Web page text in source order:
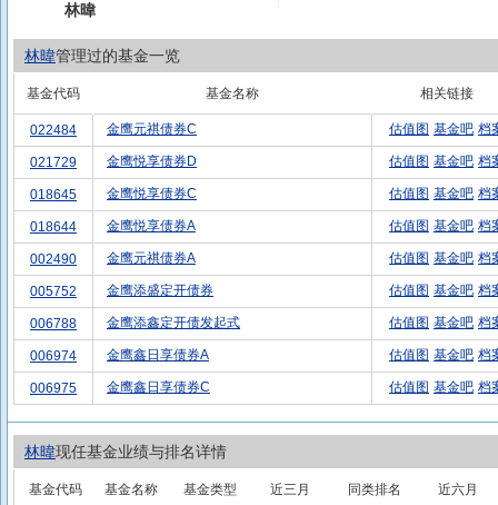
林暐
林暐管理过的基金一览
基金代码 基金名称 相关链接
022484 金鹰元祺债券C 估值图 基金吧 档
021729 金鹰悦享债券D 估值图 基金吧 档
018645 金鹰悦享债券C 估值图 基金吧 档
018644 金鹰悦享债券A 估值图 基金吧 档
002490 金鹰元祺债券A 估值图 基金吧 档
005752 金鹰添盛定开债券 估值图 基金吧 档
006788 金鹰添鑫定开债发起式 估值图 基金吧 档
006974 金鹰鑫日享债券A 估值图 基金吧 档
006975 金鹰鑫日享债券C 估值图 基金吧 档
林暐现任基金业绩与排名详情
基金代码 基金名称 基金类型 近三月 同类排名 近六月